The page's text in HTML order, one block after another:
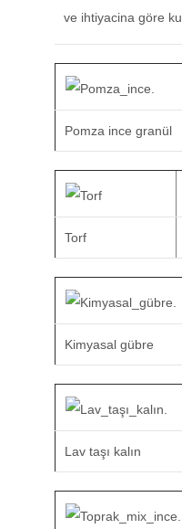
ve ihtiyacina göre
Pomza ince granül
Torf
Kimyasal gübre
Lav taşı kalın
Veli Özmeriç
Muzaffer Uçak
Malzemeler